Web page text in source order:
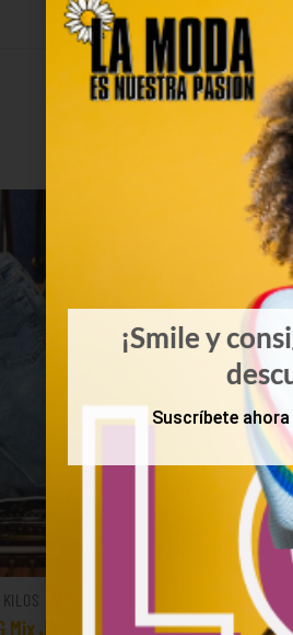
KILOS
Mix Jeans Levis Mix
¡Smile y
Suscríbete